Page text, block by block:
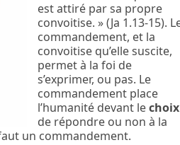
est attiré par sa propre
convoitise. » (Ja 1.13-15).
commandement, et la
convoitise qu’elle suscite,
permet à la foi de
s’exprimer, ou pas. Le
commandement place
l’humanité devant lechoix
de répondre ou non à la
un commandement.